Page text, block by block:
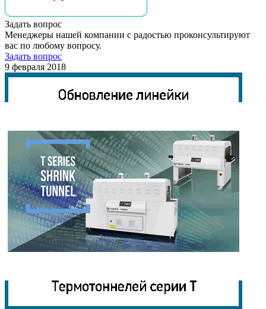
Задать вопрос
Менеджеры нашей компании с радостью проконсультируют
вас по любому вопросу.
Задать вопрос
9 февраля 2018